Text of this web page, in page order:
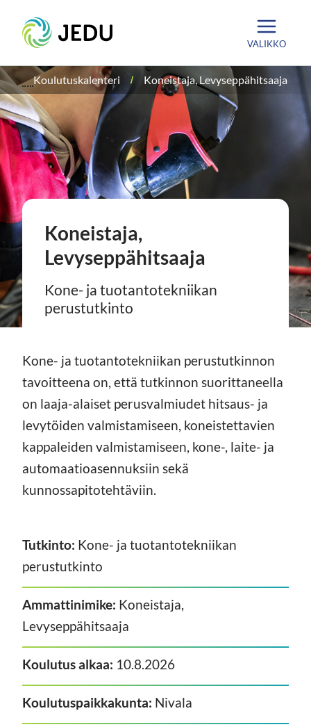
sisältöön
Etusivu
VALIKKO
Koulutuskalenteri Koneistaja, Levyseppähitsaaja
Koneistaja,
Levyseppähitsaaja
Kone- ja tuotantotekniikan
perustutkinto
Kone- ja tuotantotekniikan perustutkinnon
tavoitteena on, että tutkinnon suorittaneella
on laaja-alaiset perusvalmiudet hitsaus- ja
levytöiden valmistamiseen, koneistettavien
kappaleiden valmistamiseen, kone-, laite- ja
automaatioasennuksiin sekä
kunnossapitotehtäviin.
Tutkinto: Kone- ja tuotantotekniikan
perustutkinto
Ammattinimike: Koneistaja,
Levyseppähitsaaja
Koulutus alkaa: 10.8.2026
Koulutuspaikkakunta: Nivala